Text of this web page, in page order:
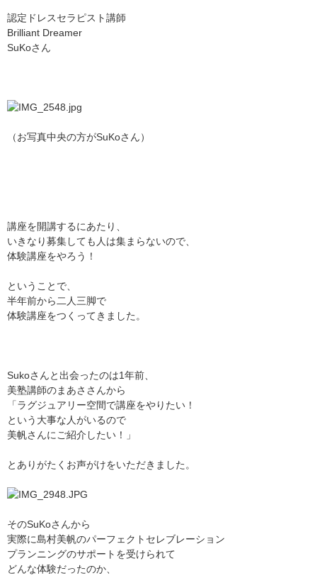
認定ドレスセラピスト講師
Brilliant Dreamer
SuKoさん
（お写真中央の方がSuKoさん）
講座を開講するにあたり、
いきなり募集しても人は集まらないので、
体験講座をやろう！
ということで、
半年前から二人三脚で
体験講座をつくってきました。
Sukoさんと出会ったのは1年前、
美塾講師のまあささんから
「ラグジュアリー空間で講座をやりたい！
という大事な人がいるので
美帆さんにご紹介したい！」
とありがたくお声がけをいただきました。
そのSuKoさんから
実際に島村美帆のパーフェクトセレブレーション
プランニングのサポートを受けられて
どんな体験だったのか、